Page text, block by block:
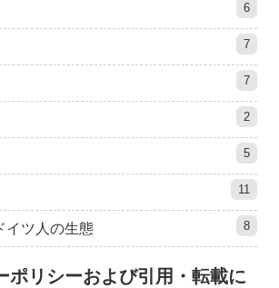
6
7
7
2
5
11
イツ人の生態 8
ポリシーおよび引用・転載に